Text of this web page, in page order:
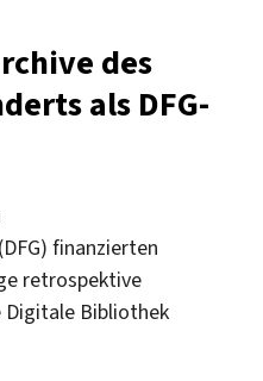
des
als DFG-
finanzierten
retrospektive
Digitale Bibliothek